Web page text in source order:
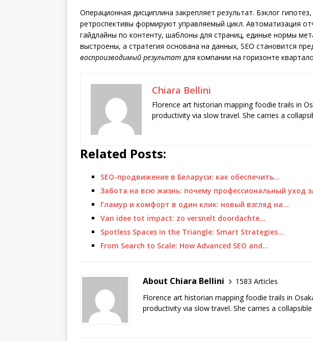
Операционная дисциплина закрепляет результат. Бэклог
ретроспективы формируют управляемый цикл. Автоматизация
гайдлайны по контенту, шаблоны для страниц, единые нормы
выстроены, а стратегия основана на данных, SEO становится
воспроизводимый результат для компании на горизонте
Chiara Bellini
Florence art historian mapping foodie trails in
productivity via slow travel. She carries a
Related Posts:
SEO-продвижение в Беларуси: как обеспечить…
Забота на всю жизнь: почему профессиональный уход
Гламур и комфорт в один клик: новый взгляд на…
Van idee tot impact: zo versnelt doordachte…
Spotless Spaces in the Triangle: Smart Strategies…
From Search to Scale: How Advanced SEO and…
About Chiara Bellini
1583 Articles
Florence art historian mapping foodie trails in
productivity via slow travel. She carries a